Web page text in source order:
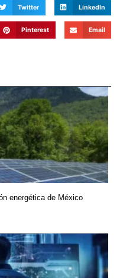
Twitter LinkedIn
Pinterest Email
energética de México